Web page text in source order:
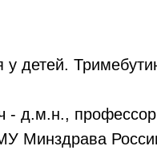
детей.
- д.м.н.,
Минздрава